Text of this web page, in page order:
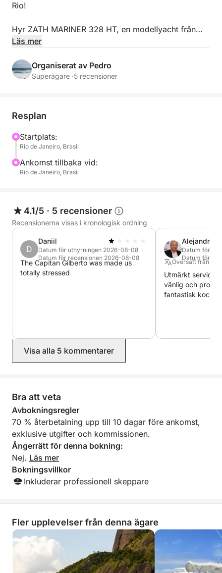
Rio!
Hyr ZATH MARINER 328 HT, en modellyacht från
2024, och utforska Rio de Janeiro med stil och
Guanabarabukten, Cagarrasöarna och paradisiska
stränder.
på denna lyxyacht. Perfekt för:
* Sightseeingturer
* Fester och evenemang
* Avkoppling och solbad
Läs mer
Organiserat av Pedro
Superägare ·5 recensioner
Resplan
Startplats:
Rio de Janeiro, Brasil
Ankomst tillbaka vid:
Rio de Janeiro, Brasil
4.1/5 · 5 recensioner
Recensionerna visas i kronologisk ordning
D
Daniil
Datum för uthyrningen 2026-08-08 ·
Datum för recensionen 2026-08-08
The Capitan Gilberto was made us
totally stressed
Alejandro
Datum för
Datum för
Översatt från
Utmärkt service,
vänlig och
fantastisk kock
Visa alla 5 kommentarer
Bra att veta
Avbokningsregler
70 % återbetalning upp till 10 dagar före ankomst,
exklusive utgifter och kommissionen.
Ångerrätt för denna bokning:
Nej. Läs mer
Bokningsvillkor
Inkluderar professionell skeppare
Fler upplevelser från denna ägare